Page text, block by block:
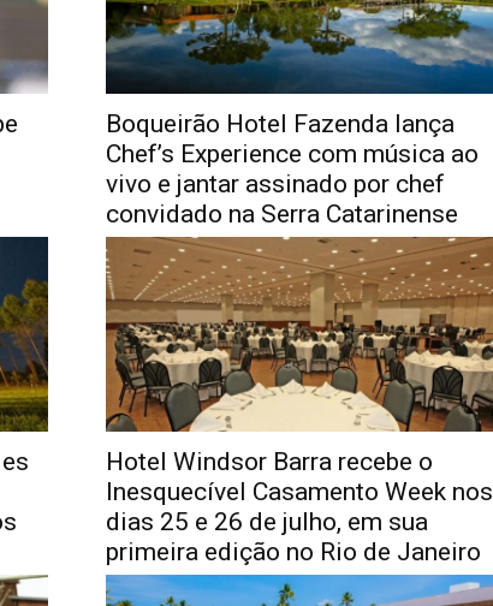
Boqueirão Hotel Fazenda lança
Chef’s Experience com música ao
vivo e jantar assinado por chef
convidado na Serra Catarinense
Hotel Windsor Barra recebe o
Inesquecível Casamento Week nos
dias 25 e 26 de julho, em sua
primeira edição no Rio de Janeiro